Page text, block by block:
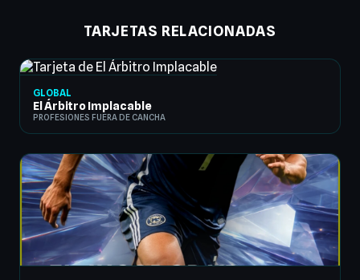
TARJETAS RELACIONADAS
GLOBAL
El Árbitro Implacable
PROFESIONES FUERA DE CANCHA